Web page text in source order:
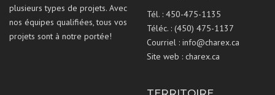
plusieurs types de projets. Avec
nos équipes qualifiées, tous vos
projets sont à notre portée!
Tél. : 450-475-1135
Téléc. : (450) 475-1137
Courriel : info@charex.ca
Site web : charex.ca